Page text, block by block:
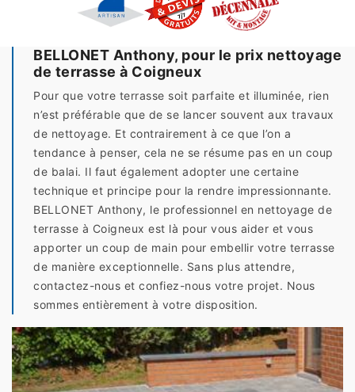
BELLONET Anthony, pour le prix nettoyage
de terrasse à Coigneux
Pour que votre terrasse soit parfaite et illuminée, rien
n’est préférable que de se lancer souvent aux travaux
de nettoyage. Et contrairement à ce que l’on a
tendance à penser, cela ne se résume pas en un coup
de balai. Il faut également adopter une certaine
technique et principe pour la rendre impressionnante.
BELLONET Anthony, le professionnel en nettoyage de
terrasse à Coigneux est là pour vous aider et vous
apporter un coup de main pour embellir votre terrasse
de manière exceptionnelle. Sans plus attendre,
contactez-nous et confiez-nous votre projet. Nous
sommes entièrement à votre disposition.